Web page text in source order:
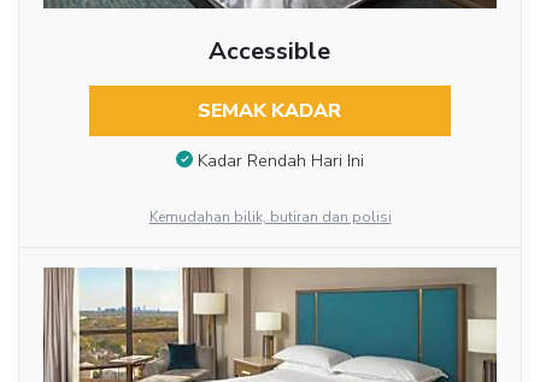
Accessible
SEMAK KADAR
Kadar Rendah Hari Ini
Kemudahan bilik, butiran dan polisi